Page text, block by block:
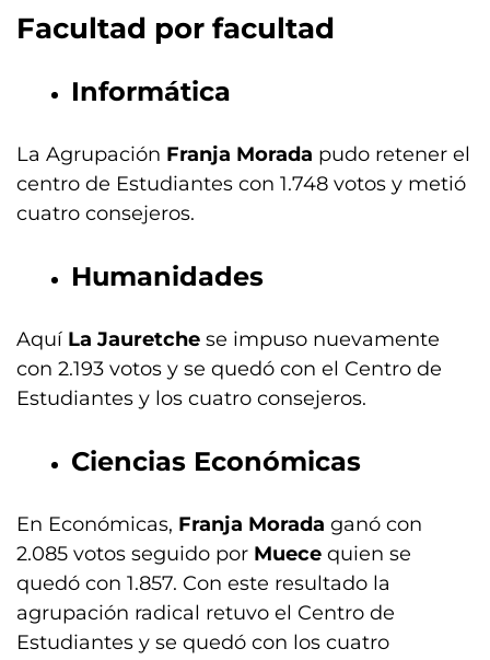
Facultad por facultad
Informática
La Agrupación Franja Morada pudo retener el
centro de Estudiantes con 1.748 votos y metió
cuatro consejeros.
Humanidades
Aquí La Jauretche se impuso nuevamente
con 2.193 votos y se quedó con el Centro de
Estudiantes y los cuatro consejeros.
Ciencias Económicas
En Económicas, Franja Morada ganó con
2.085 votos seguido por Muece quien se
quedó con 1.857. Con este resultado la
agrupación radical retuvo el Centro de
Estudiantes y se quedó con los cuatro